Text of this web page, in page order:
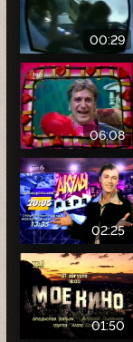
00:29
06:08
02:25
01:50